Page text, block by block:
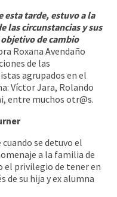
esta tarde, estuvo a la
las circunstancias y sus
de cambio
Roxana Avendaño
de las
agrupados en el
Víctor Jara, Rolando
entre muchos otr@s.
se detuvo el
a la familia de
el privilegio de tener en
de su hija y ex alumna